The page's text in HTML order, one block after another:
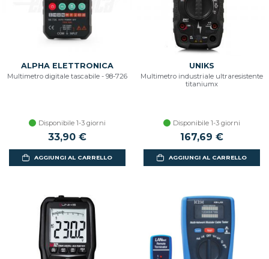
ALPHA ELETTRONICA
Multimetro digitale tascabile - 98-726
Disponibile 1-3 giorni
33,90 €
AGGIUNGI AL CARRELLO
UNIKS
Multimetro industriale ultraresistente
titaniumx
Disponibile 1-3 giorni
167,69 €
AGGIUNGI AL CARRELLO